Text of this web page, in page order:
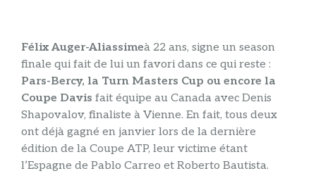
Félix Auger-Aliassimeà 22 ans, signe un season
finale qui fait de lui un favori dans ce qui reste :
Pars-Bercy, la Turn Masters Cup ou encore la
Coupe Davis fait équipe au Canada avec Denis
Shapovalov, finaliste à Vienne. En fait, tous deux
ont déjà gagné en janvier lors de la dernière
édition de la Coupe ATP, leur victime étant
l’Espagne de Pablo Carreo et Roberto Bautista.